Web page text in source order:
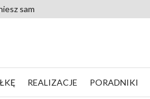
sam
REALIZACJE PORADNIKI